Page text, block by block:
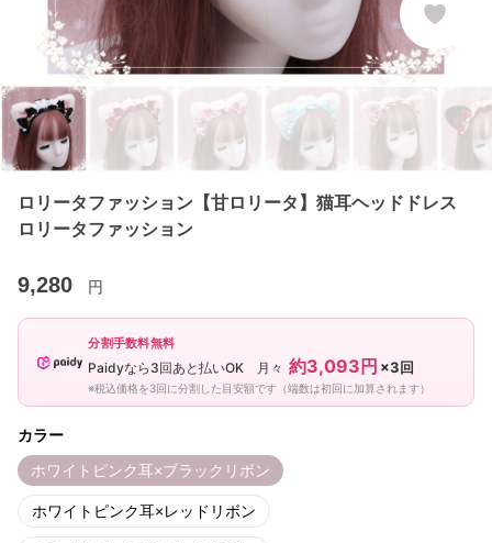
ロリータファッション【甘ロリータ】猫耳ヘッドドレス
ロリータファッション
9,280 円
分割手数料無料
Paidyなら3回あと払いOK 月々 約3,093円 ×3回
※税込価格を3回に分割した目安額です（端数は初回に加算されます）
カラー
ホワイトピンク耳×ブラックリボン
ホワイトピンク耳×レッドリボン